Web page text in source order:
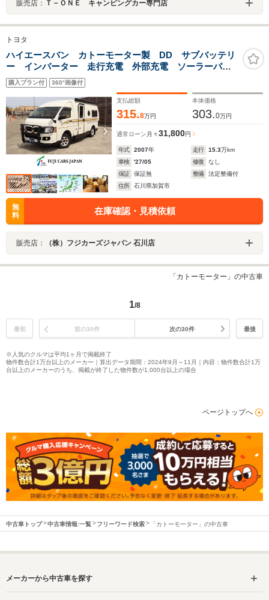
販売店： Ｔ－ＯＮＥ キャンピングカー専門店
トヨタ
ハイエースバン カトーモーター製 DD サブバッテリ
ー インバーター 走行充電 外部充電 ソーラーパネ
ル サイドオーニング
購入プラン付 360°画像付
支払総額
315.8万円
本体価格
303.0万円
通常ローン 月々31,800円
年式 2007年 走行 15.3万km
車検
'27/05 修復
なし
保証
保証無 整備
法定整備付
住所
石川県加賀市
無
料
在庫確認・見積依頼
販売店： （株）フジカーズジャパン 石川店
「カトーモーター」の中古車
1/8
最初 前の30件 次の30件 最後
※人気のクルマは平均1ヶ月で掲載終了
物件数合計1万台以上のメーカー｜算出データ期間：2024年9月～11月｜内容：物件数合計1万
台以上のメーカーのうち、掲載が終了した物件数が1,000台以上の場合
ページトップへ
中古車トップ 中古車情報:一覧 フリーワード検索 「カトーモーター」の中古車
メーカーから中古車を探す